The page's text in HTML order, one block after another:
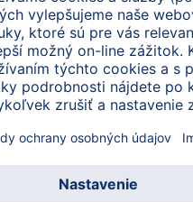
špeciálne vhodné na
BIOPrvú mrkvu,
.
spevňujú stolicu? Mrkvu
medzi 5. až 12.
vločiek na